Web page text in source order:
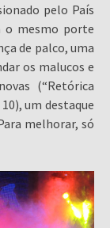
pelo País
o mesmo porte
de palco, uma
os malucos e
(“Retórica
um destaque
melhorar, só